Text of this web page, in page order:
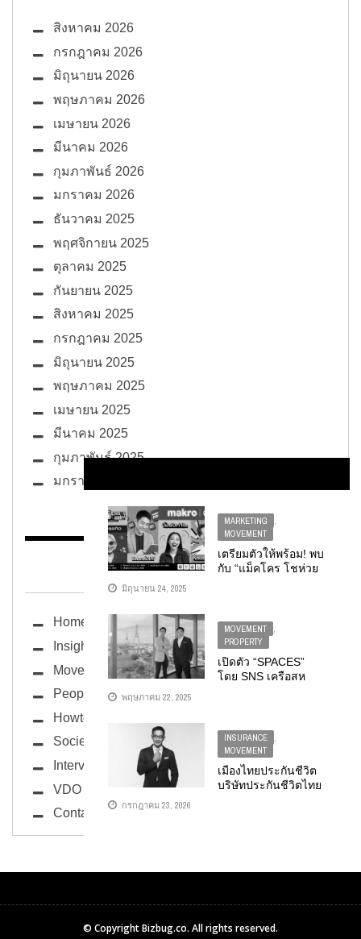
MARKETING
,
MOVEMENT
เตรียมตัวให้พร้อม! พบ
กับ “แม็คโคร โชห่วย
เสริมพลังร้านโชห่วย
ทุกเจนเนอเรชั่น
ประเดิมที่แม็คโคร
รังสิต 26 มิ.ย. ...
มิถุนายน 24, 2025
MOVEMENT
,
PROPERTY
เปิดตัว “SPACES”
โดย SNS เครือสห
สร้างพื้นที่สำนักงาน
ให้เช่าครบวงจร ตอบ
โจทย์ทุกไลฟ์สไตล์
ใจกลางพระราม 3
พฤษภาคม 22, 2025
INSURANCE
,
MOVEMENT
เมืองไทยประกันชีวิต
บริษัทประกันชีวิตไทย
กรกฎาคม 23, 2026
สิงหาคม 2026
กรกฎาคม 2026
มิถุนายน 2026
พฤษภาคม 2026
เมษายน 2026
มีนาคม 2026
กุมภาพันธ์ 2026
มกราคม 2026
ธันวาคม 2025
พฤศจิกายน 2025
ตุลาคม 2025
กันยายน 2025
สิงหาคม 2025
กรกฎาคม 2025
มิถุนายน 2025
พฤษภาคม 2025
เมษายน 2025
มีนาคม 2025
กุมภาพันธ์ 2025
มกราคม 2025
BUG ซอกแซก
Home
Insight
Movement
People
Howto
Society
Interview
VDO
Contact
© CopyrightBizbug.co. All rights reserved.